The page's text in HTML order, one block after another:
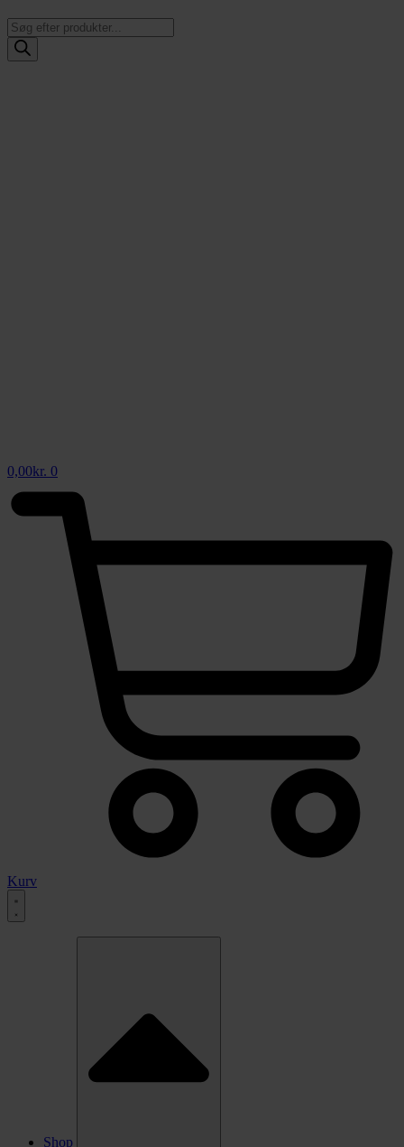
Products
search
0,00kr. 0
Kurv
Shop